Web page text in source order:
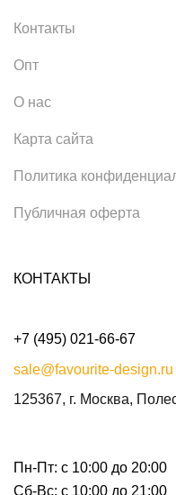
Контакты
Опт
О нас
Карта сайта
Политика
Публичная оферта
КОНТАКТЫ
+7 (495) 021-66-67
sale@favourite-design.ru
125367, г. Москва,
Пн-Пт: с 10:00 до 20:00
Сб-Вс: с 10:00 до 21:00